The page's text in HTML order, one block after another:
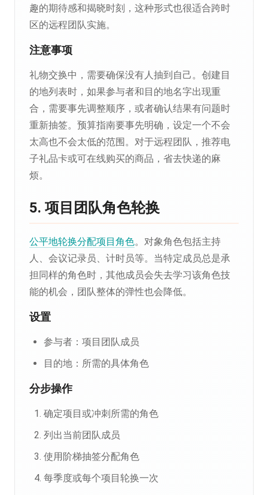
趣的期待感和揭晓时刻，这种形式也很适合跨时
区的远程团队实施。
注意事项
礼物交换中，需要确保没有人抽到自己。创建目
的地列表时，如果参与者和目的地名字出现重
合，需要事先调整顺序，或者确认结果有问题时
重新抽签。预算指南要事先明确，设定一个不会
太高也不会太低的范围。对于远程团队，推荐电
子礼品卡或可在线购买的商品，省去快递的麻
烦。
5. 项目团队角色轮换
公平地轮换分配项目角色。对象角色包括主持
人、会议记录员、计时员等。当特定成员总是承
担同样的角色时，其他成员会失去学习该角色技
能的机会，团队整体的弹性也会降低。
设置
参与者：项目团队成员
目的地：所需的具体角色
分步操作
确定项目或冲刺所需的角色
列出当前团队成员
使用阶梯抽签分配角色
每季度或每个项目轮换一次